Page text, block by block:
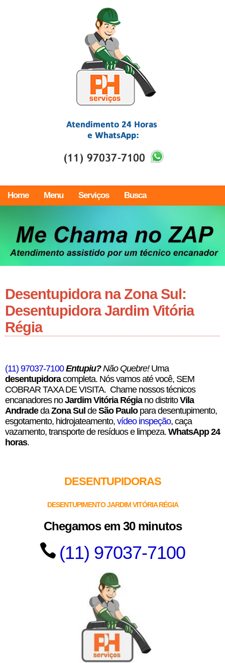
Home Menu Serviços Busca
Desentupidora na Zona Sul:
Desentupidora Jardim Vitória
Régia
(11) 97037-7100Entupiu?Não Quebre! Uma
desentupidoracompleta. Nós vamos até você, SEM
COBRAR TAXA DE VISITA. Chame nossos técnicos
encanadores noJardim Vitória Régia no distritoVila
AndradedaZona Sul deSão Paulopara desentupimento,
esgotamento, hidrojateamento, vídeo inspeção, caça
vazamento, transporte de resíduos e limpeza. WhatsApp 24
horas.
DESENTUPIDORAS
DESENTUPIMENTO JARDIM VITÓRIA RÉGIA
Chegamos em 30 minutos
(11) 97037-7100